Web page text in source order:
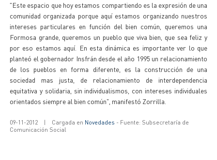
"Este espacio que hoy estamos compartiendo es la expresión de una
comunidad organizada porque aquí estamos organizando nuestros
intereses particulares en función del bien común, queremos una
Formosa grande, queremos un pueblo que viva bien, que sea feliz y
por eso estamos aquí. En esta dinámica es importante ver lo que
planteó el gobernador Insfrán desde el año 1995 un relacionamiento
de los pueblos en forma diferente, es la construcción de una
sociedad mas justa, de relacionamiento de interdependencia
equitativa y solidaria, sin individualismos, con intereses individuales
orientados siempre al bien común", manifestó Zorrilla.
09-11-2012 | Cargada en Novedades - Fuente: Subsecretaría de
Comunicación Social